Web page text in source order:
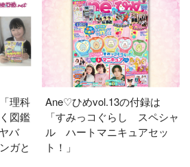
理科
図鑑
バ
ガと
Ane♡ひめvol.13の付録は
「すみっコぐらし スペシャ
ル ハートマニキュアセッ
ト！」